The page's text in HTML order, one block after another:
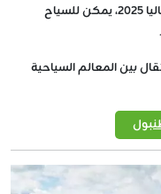
من خلال حجز استئجار سيارة مع سائق في انطاليا 2025، يمكن للسياح
بين المعالم السياحية